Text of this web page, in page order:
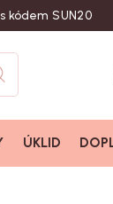
SUN20
ÚKLID